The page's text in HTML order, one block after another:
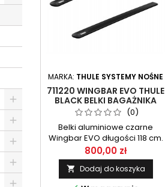
MARKA: THULE SYSTEMY NOŚNE
711220 WINGBAR EVO THULE
BLACK BELKI BAGAŻNIKA
(0)
Belki aluminiowe czarne
Wingbar EVO długości 118 cm.
Komplet 2 szt.
800,00 zł
 Dodaj do koszyka